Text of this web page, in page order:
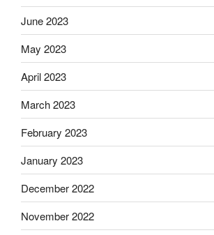
June 2023
May 2023
April 2023
March 2023
February 2023
January 2023
December 2022
November 2022